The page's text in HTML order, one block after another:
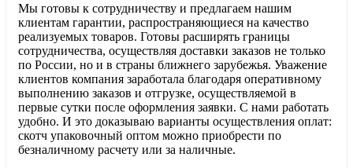
Мы готовы к сотрудничеству и предлагаем нашим
клиентам гарантии, распространяющиеся на качество
реализуемых товаров. Готовы расширять границы
сотрудничества, осуществляя доставки заказов не только
по России, но и в страны ближнего зарубежья. Уважение
клиентов компания заработала благодаря оперативному
выполнению заказов и отгрузке, осуществляемой в
первые сутки после оформления заявки. С нами работать
удобно. И это доказываю варианты осуществления оплат:
скотч упаковочный оптом можно приобрести по
безналичному расчету или за наличные.